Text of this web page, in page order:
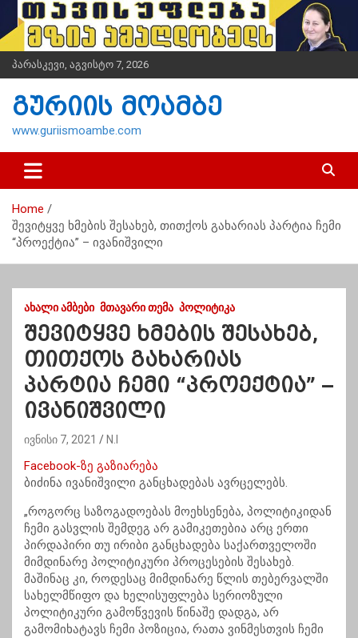
i
t
n
პარასკევი, აგვისტო 7, 2026
გურიის მოამბე
www.guriismoambe.com
Home
შევიტყვე ხმების შესახებ, თითქოს გახარიას პარტია ჩემი
“პროექტია” – ივანიშვილი
ᲐᲮᲐᲚᲘ ᲐᲛᲑᲔᲑᲘ ᲛᲗᲐᲕᲐᲠᲘ ᲗᲔᲛᲐ ᲞᲝᲚᲘᲢᲘᲙᲐ
შევიტყვე ხმების შესახებ,
თითქოს გახარიას
პარტია ჩემი “პროექტია” –
ივანიშვილი
ივნისი 7, 2021 N.I
Facebook-ზე გაზიარება
ბიძინა ივანიშვილი განცხადებას ავრცელებს.
„როგორც საზოგადოებას მოეხსენება, პოლიტიკიდან
ჩემი გასვლის შემდეგ არ გამიკეთებია არც ერთი
პირდაპირი თუ ირიბი განცხადება საქართველოში
მიმდინარე პოლიტიკური პროცესების შესახებ.
მაშინაც კი, როდესაც მიმდინარე წლის თებერვალში
სახელმწიფო და ხელისუფლება სერიოზული
პოლიტიკური გამოწვევის წინაშე დადგა, არ
გამომიხატავს ჩემი პოზიცია, რათა ვინმესთვის ჩემი